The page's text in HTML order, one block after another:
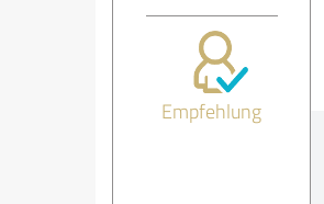
Empfehlung